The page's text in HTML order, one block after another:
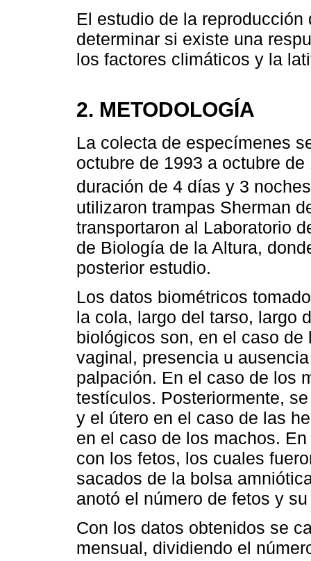
El estudio de la
determinar si existe una
los factores climáticos y la
2. METODOLOGÍA
La colecta de especímenes
octubre de 1993 a octubre
duración de 4 días y 3
utilizaron trampas Sherman
transportaron al Laboratorio
de Biología de la Altura,
posterior estudio.
Los datos biométricos
la cola, largo del tarso, largo
biológicos son, en el caso
vaginal, presencia u
palpación. En el caso de los
testículos. Posteriormente,
y el útero en el caso de las
en el caso de los machos.
con los fetos, los cuales
sacados de la bolsa
anotó el número de fetos y
Con los datos obtenidos se
mensual, dividiendo el